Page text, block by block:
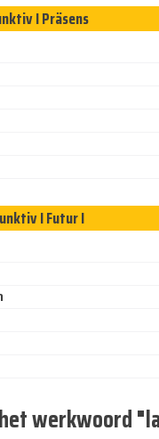
I Präsens
I Futur I
werkwoord